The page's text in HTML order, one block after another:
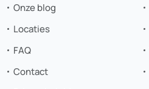
Onze blog
Locaties
FAQ
Contact